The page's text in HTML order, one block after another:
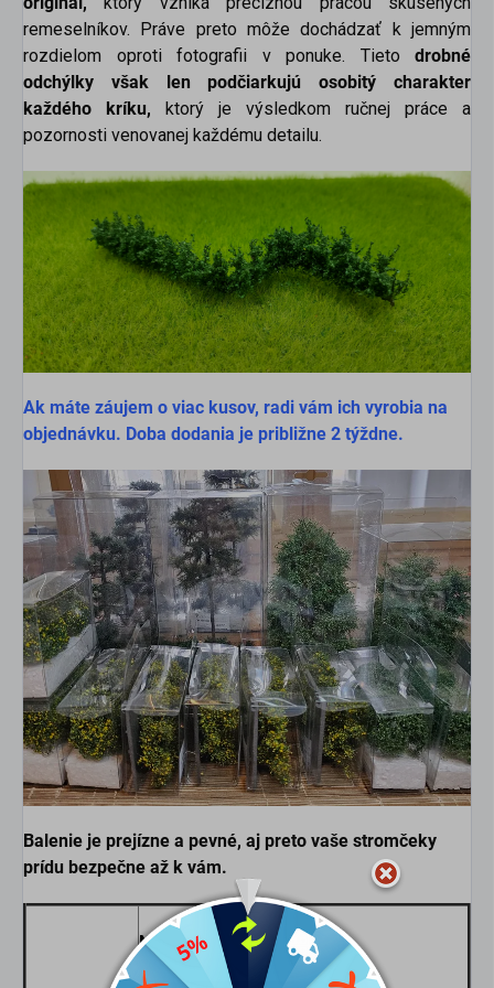
remeselníkov. Práve preto môže dochádzať k jemným
rozdielom oproti fotografii v ponuke. Tieto drobné
odchýlky však len podčiarkujú osobitý charakter
každého kríku, ktorý je výsledkom ručnej práce a
pozornosti venovanej každému detailu.
Ak máte záujem o viac kusov, radi vám ich vyrobia na
objednávku. Doba dodania je približne 2 týždne.
Balenie je prejízne a pevné, aj preto vaše stromčeky
prídu bezpečne až k vám.
Názor odborníka: